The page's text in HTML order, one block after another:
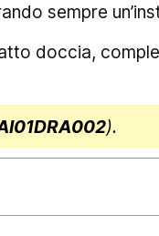
sempre
doccia,
).